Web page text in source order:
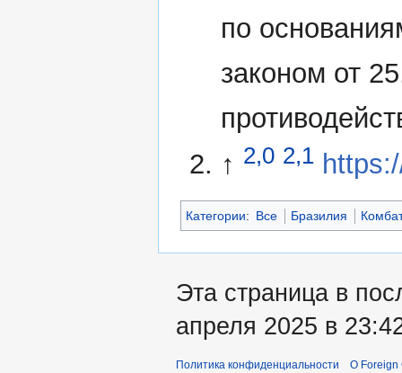
по
законом от
↑ 2,0 2,1
Категории: Все Бразилия
Эта страница в
апреля 2025 в
Политика конфиденциальности О Foreign